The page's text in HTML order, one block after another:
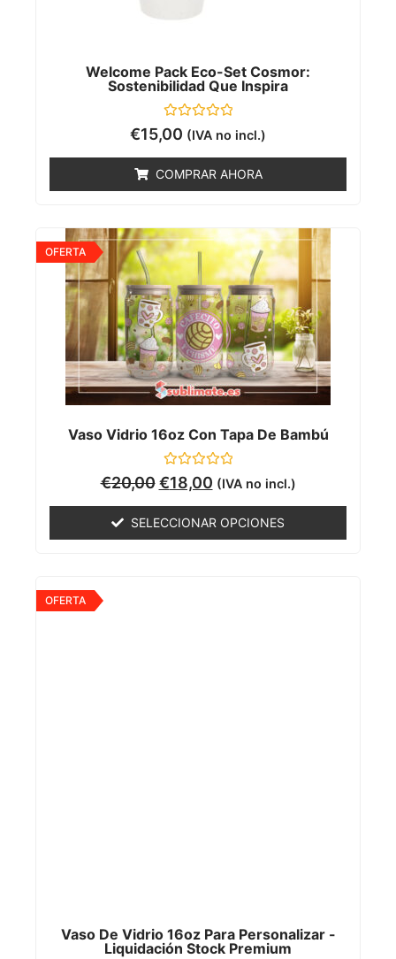
Welcome Pack Eco-Set Cosmor:
Sostenibilidad Que Inspira
Valorado
con
5
€15,00 (IVA no incl.)
COMPRAR AHORA
Vaso Vidrio 16oz Con Tapa De Bambú
Valorado
con
5
OFERTA
€20,00 €18,00 (IVA no incl.)
SELECCIONAR OPCIONES
Vaso De Vidrio 16oz Para Personalizar -
Liquidación Stock Premium
OFERTA